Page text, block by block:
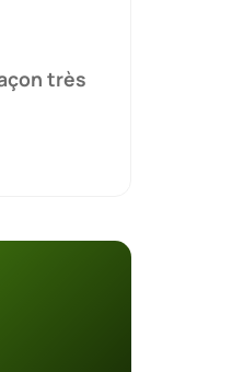
très